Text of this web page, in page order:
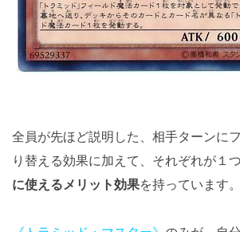
全員が先ほど説明した、相手ターンに
り替える効果に加えて、それぞれが１
に使えるメリット効果を持っています。